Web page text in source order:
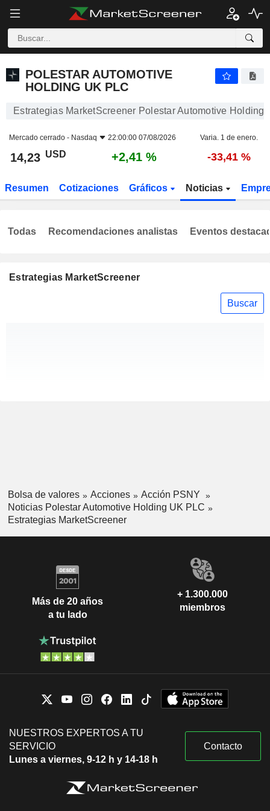
POLESTAR AUTOMOTIVE
HOLDING UK PLC
Estrategias MarketScreener Polestar Automotive Holding
Mercado cerrado - Nasdaq 22:00:00 07/08/2026 Varia. 1 de enero.
14,23 USD +2,41 % -33,41 %
Resumen Cotizaciones Gráficos Noticias
Estrategias MarketScreener
Buscar
Todas Recomendaciones analistas Eventos
Bolsa de valores Acciones
Acción PSNY
Noticias Polestar Automotive Holding UK PLC
Estrategias MarketScreener
Más de 20 años
a tu lado
+ 1.300.000
miembros
NUESTROS EXPERTOS A TU
SERVICIO
Lunes a viernes, 9-12 h y 14-18 h
Contacto